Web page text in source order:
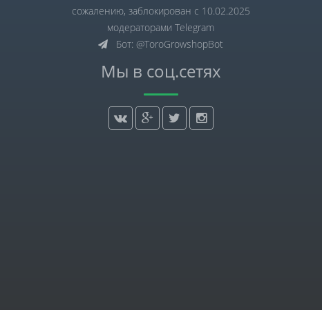
сожалению, заблокирован с 10.02.2025
модераторами Telegram
Бот: @ToroGrowshopBot
Мы в соц.сетях